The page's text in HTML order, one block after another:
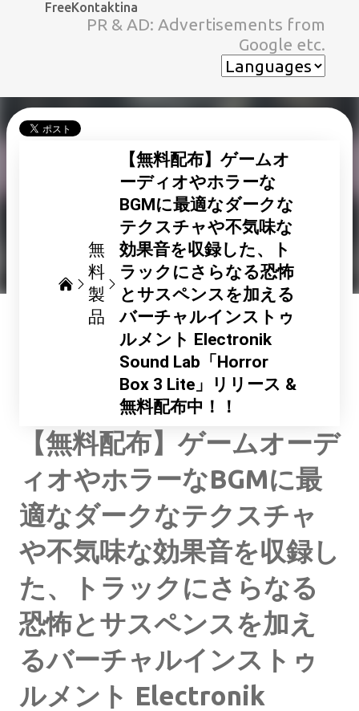
スキップしてメイン コンテンツに移動
FreeKontaktina
PR & AD: Advertisements from
Google etc.
無
料
製
品
【無料配布】ゲームオ
ーディオやホラーな
BGMに最適なダークな
テクスチャや不気味な
効果音を収録した、ト
ラックにさらなる恐怖
とサスペンスを加える
バーチャルインストゥ
ルメント Electronik
Sound Lab「Horror
Box 3 Lite」リリース &
無料配布中！！
【無料配布】ゲームオーデ
ィオやホラーなBGMに最
適なダークなテクスチャ
や不気味な効果音を収録し
た、トラックにさらなる
恐怖とサスペンスを加え
るバーチャルインストゥ
ルメント Electronik